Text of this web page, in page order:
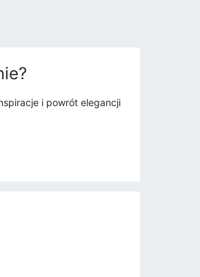
i powrót elegancji